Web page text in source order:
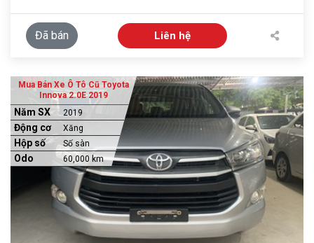
Đã bán Liên hệ
Mua Bán Xe Ô Tô Cũ Toyota
Innova 2.0E 2019
Năm SX 2019
Động cơ Xăng
Hộp số Số sàn
Odo 60,000 km